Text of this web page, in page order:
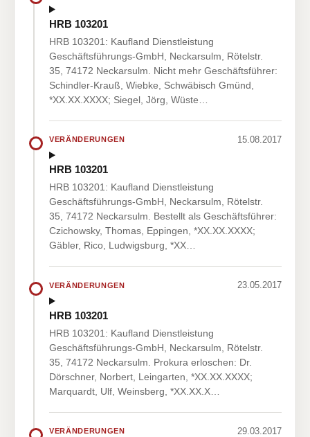
HRB 103201
HRB 103201: Kaufland Dienstleistung
Geschäftsführungs-GmbH, Neckarsulm, Rötelstr.
35, 74172 Neckarsulm. Nicht mehr Geschäftsführer:
Schindler-Krauß, Wiebke, Schwäbisch Gmünd,
*XX.XX.XXXX; Siegel, Jörg, Wüste…
VERÄNDERUNGEN 15.08.2017
HRB 103201
HRB 103201: Kaufland Dienstleistung
Geschäftsführungs-GmbH, Neckarsulm, Rötelstr.
35, 74172 Neckarsulm. Bestellt als Geschäftsführer:
Czichowsky, Thomas, Eppingen, *XX.XX.XXXX;
Gäbler, Rico, Ludwigsburg, *XX…
VERÄNDERUNGEN 23.05.2017
HRB 103201
HRB 103201: Kaufland Dienstleistung
Geschäftsführungs-GmbH, Neckarsulm, Rötelstr.
35, 74172 Neckarsulm. Prokura erloschen: Dr.
Dörschner, Norbert, Leingarten, *XX.XX.XXXX;
Marquardt, Ulf, Weinsberg, *XX.XX.X…
VERÄNDERUNGEN 29.03.2017